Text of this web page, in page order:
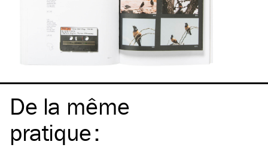
De la même
pratique: